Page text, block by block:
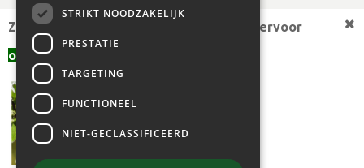
OPENINGSUREN
Zoekt u een andere plantmaat,
bekijk hiervoor
offerte aanvragen
STRIKT NOODZAKELIJK
PRESTATIE
TARGETING
FUNCTIONEEL
NIET-GECLASSIFICEERD